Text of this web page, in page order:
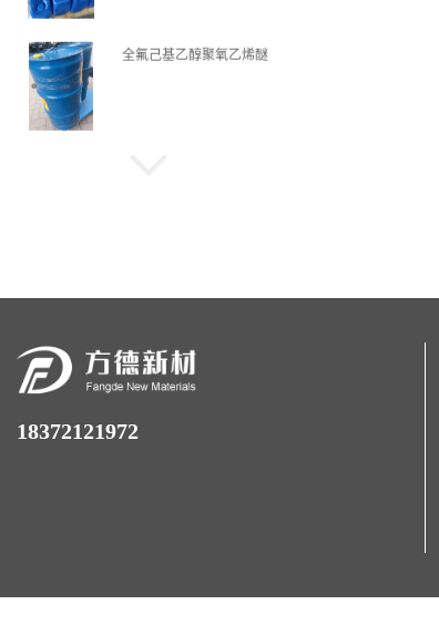
全氟己基乙醇聚氧乙烯醚
聚二硫二丙烷磺酸钠；
18372121972